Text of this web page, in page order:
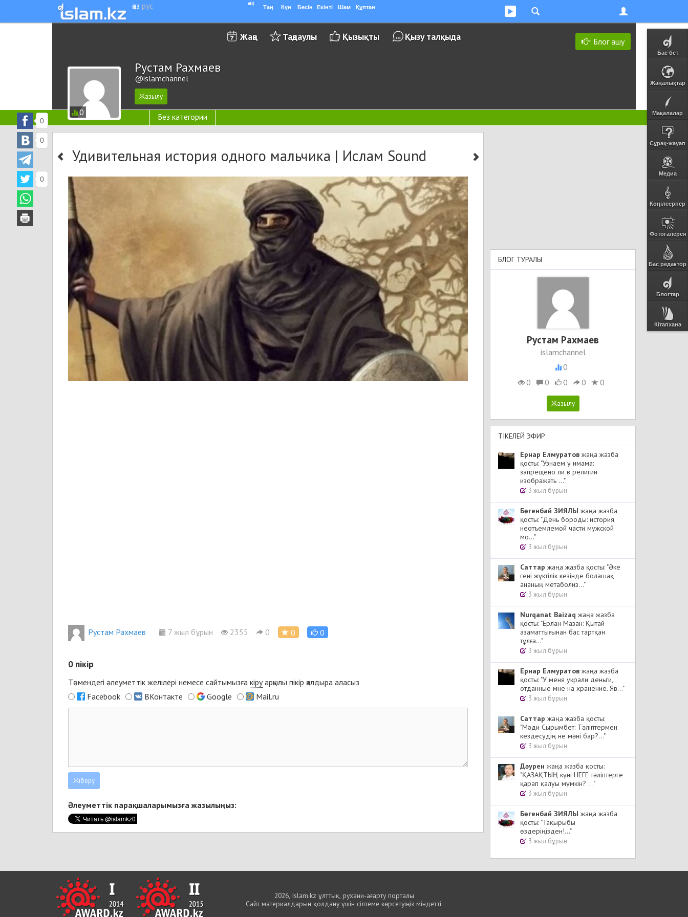
қаз рус Таң Күн Бесін Екінті Шам Құптан
Бас бет
Жаңалықтар
Мақалалар
Сұрақ-жауап
Медиа
Көңілсерпер
Фотогалерея
Бас редактор
Блогтар
Кітапхана
Блог ашу
Жаңа Таңдаулы Қызықты Қызу талқыда
0
Рустам Рахмаев
@islamchannel
Без категории
Удивительная история одного мальчика | Ислам Sound
0
0
0
Рустам Рахмаев 7 жыл бұрын 2355 0 0 0
0 пікір
Төмендегі әлеуметтік желілері немесе сайтымызға кіруарқылы пікір қалдыра аласыз
Facebook
ВКонтакте Google Mail.ru
Әлеуметтік парақшаларымызға жазылыңыз:
БЛОГ ТУРАЛЫ
Рустам Рахмаев
islamchannel
0
0
0 0 0 0
ТІКЕЛЕЙ ЭФИР
Ернар Елмуратов жаңа жазба
қосты: "Узнаем у имама:
запрещено ли в религии
изображать ..."
3 жыл бұрын
Бөгенбай ЗИЯЛЫ жаңа жазба
қосты: "День бороды: история
неотъемлемой части мужской
мо..."
3 жыл бұрын
Cаттар жаңа жазба қосты: "Әке
гені жүктілік кезінде болашақ
ананың метаболиз..."
3 жыл бұрын
Nurqanat Baizaq жаңа жазба
қосты: "Ерлан Мазан: Қытай
азаматтығынан бас тартқан
тұлға..."
3 жыл бұрын
Ернар Елмуратов жаңа жазба
қосты: "У меня украли деньги,
отданные мне на хранение. Яв..."
3 жыл бұрын
Cаттар жаңа жазба қосты:
"Мәди Сырымбет: Тәліптермен
кездесудің не мәні бар?..."
3 жыл бұрын
Дәурен жаңа жазба қосты:
"ҚАЗАҚТЫҢ күні НЕГЕ тәліптерге
қарап қалуы мүмкін? ..."
3 жыл бұрын
Бөгенбай ЗИЯЛЫ жаңа жазба
қосты: "Тақырыбы
өздеріңізден!..."
3 жыл бұрын
2026, Islam.kz ұлттық, рухани-ағарту порталы
Сайт материалдарын қолдану үшін сілтеме көрсетуіңіз міндетті.